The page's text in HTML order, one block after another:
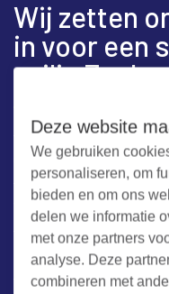
Deze website
We gebruiken
personaliseren, om
bieden en om ons
delen we informatie
met onze partners
analyse. Deze
combineren met
Wij zetten
in voor een
veilig
Contact
Werken bij RUD Zeeland
Milieuklacht melden